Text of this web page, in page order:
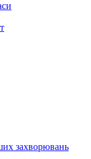
захворювань